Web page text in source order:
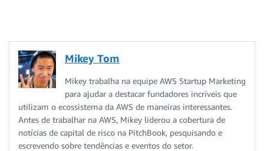
Mikey Tom
Mikey trabalha na equipe AWS Startup Marketing
para ajudar a destacar fundadores incríveis que
utilizam o ecossistema da AWS de maneiras interessantes.
Antes de trabalhar na AWS, Mikey liderou a cobertura de
notícias de capital de risco na PitchBook, pesquisando e
escrevendo sobre tendências e eventos do setor.